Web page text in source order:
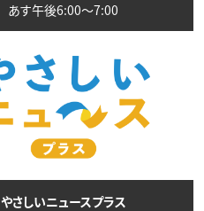
あす午後6:00〜7:00
やさしいニュースプラス